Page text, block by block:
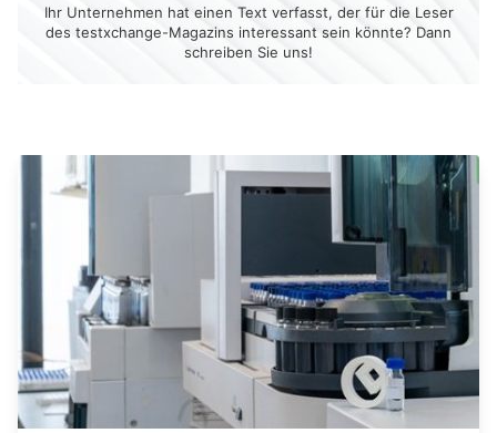
Ihr Unternehmen hat einen Text verfasst, der für die Leser
des testxchange-Magazins interessant sein könnte? Dann
schreiben Sie uns!